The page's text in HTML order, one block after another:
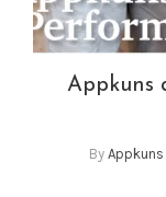
Appkuns
By Appkuns